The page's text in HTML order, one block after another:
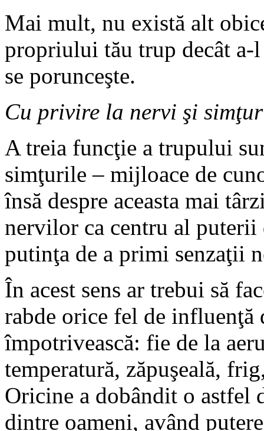
Mai mult, nu există alt
propriului tău trup decât a-
se porunceşte.
Cu privire la nervi şi
A treia funcţie a trupului
simţurile – mijloace de
însă despre aceasta mai
nervilor ca centru al puterii
putinţa de a primi senzaţii
În acest sens ar trebui să
rabde orice fel de influenţă
împotrivească: fie de la
temperatură, zăpuşeală,
Oricine a dobândit o astfel
dintre oameni, având